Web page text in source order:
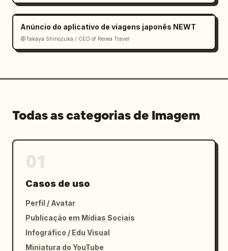
Anúncio do aplicativo de viagens japonês NEWT
@Takaya Shinozuka / CEO of Reiwa Travel
Todas as categorias de Imagem
Casos de uso
Perfil / Avatar
Publicação em Mídias Sociais
Infográfico / Edu Visual
Miniatura do YouTube